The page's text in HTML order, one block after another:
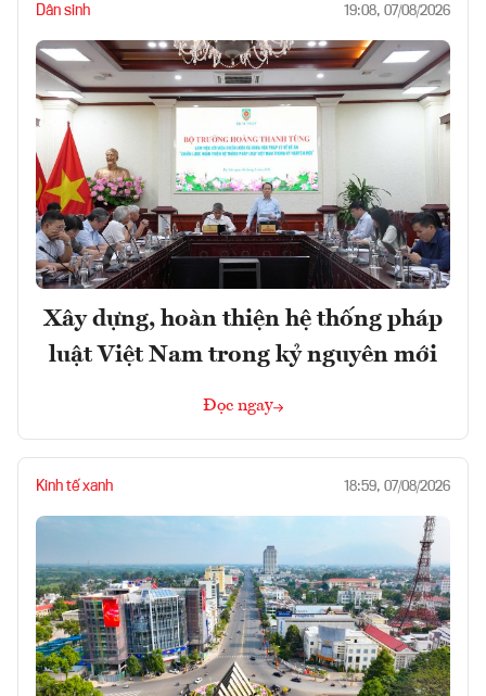
Dân sinh 19:08, 07/08/2026
Xây dựng, hoàn thiện hệ thống pháp
luật Việt Nam trong kỷ nguyên mới
Đọc ngay
Kinh tế xanh 18:59, 07/08/2026